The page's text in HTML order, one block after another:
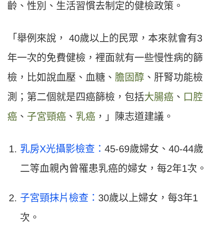
齡、性別、生活習慣去制定的健檢政策。
「舉例來說， 40歲以上的民眾，本來就會有3
年一次的免費健檢，裡面就有一些慢性病的篩
檢，比如說血壓、血糖、 膽固醇 、肝腎功能檢
測；第二個就是四癌篩檢，包括大腸癌 、 口腔
癌 、 子宮頸癌 、 乳癌 ，」陳志道建議。
乳房X光攝影檢查： 45-69歲婦女、40-44歲
二等血親內曾罹患乳癌的婦女，每2年1次。
子宮頸抹片檢查： 30歲以上婦女，每3年1
次。